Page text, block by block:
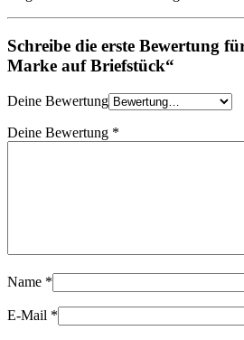
Schreibe die erste Bewertung
Marke auf Briefstück“
Deine Bewertung
Deine Bewertung *
Name *
E-Mail *